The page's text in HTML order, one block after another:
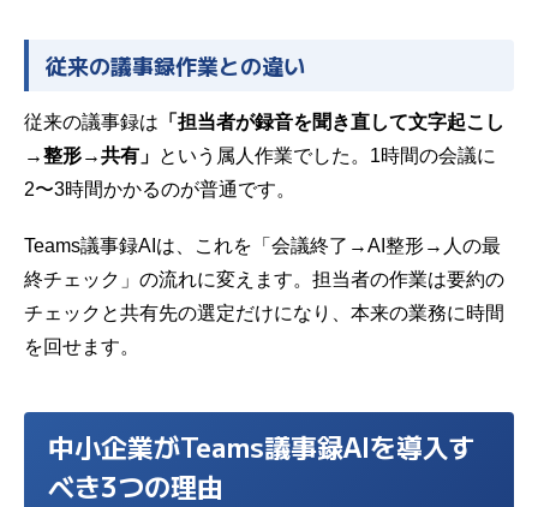
従来の議事録作業との違い
従来の議事録は 「担当者が録音を聞き直して文字起こし
→整形→共有」 という属人作業でした。1時間の会議に
2〜3時間かかるのが普通です。
Teams議事録AIは、これを「会議終了→AI整形→人の最
終チェック」の流れに変えます。担当者の作業は要約の
チェックと共有先の選定だけになり、本来の業務に時間
を回せます。
中小企業がTeams議事録AIを導入す
べき3つの理由